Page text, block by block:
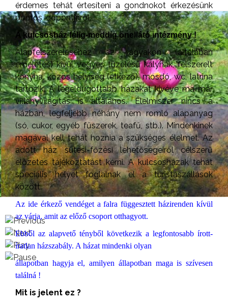
érdemes tehát értesíteni a gondnokot érkezésünk
pontos időpontjáról.
A kulcsosház félig-meddig önellátó intézmény !
Alapfelszereléséhez az ágyakon (általában
emeletes) kívül vegyes tüzelésű kályhák, felszerelt
konyha, közös helyiség (étkező), mosdó, wc, latrina
tartozik. A legeldugottabb házakat kivéve ma már
villanyvilágítás is általános. Élelmiszer nincs a
házban, legfeljebb néhány nem romló alapanyag
(só, cukor, egyéb fűszerek, teafű, stb.). Mindenkinek
magával kell tehát hoznia a szükséges élelmet. Az
adott ház sütési-főzési lehetőségeiről célszerű
előzetes tájékoztatást kérni. A kulcsosházak tehát
speciális helyet foglalnak el a turistaszállások
között.
Az ide érkező vendéget a falra függesztett házirenden kívül
az várja, amit az előző csoport otthagyott.
Ebből az alapvető tényből következik a legfontosabb írott-
íratlan házszabály. A házat mindenki olyan
állapotban hagyja el, amilyen állapotban maga is szívesen
találná !
Mit is jelent ez ?